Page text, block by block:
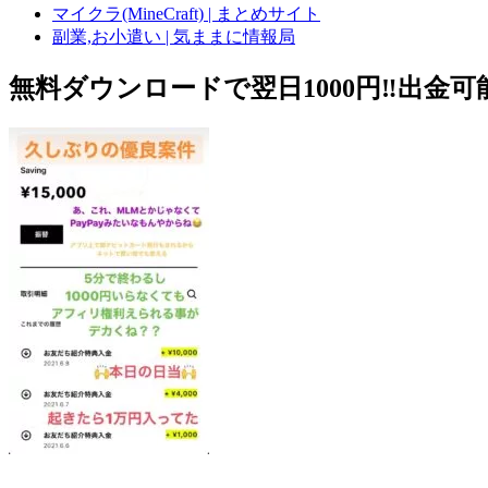
マイクラ(MineCraft) | まとめサイト
副業,お小遣い | 気ままに情報局
無料ダウンロードで翌日1000円‼️出金可